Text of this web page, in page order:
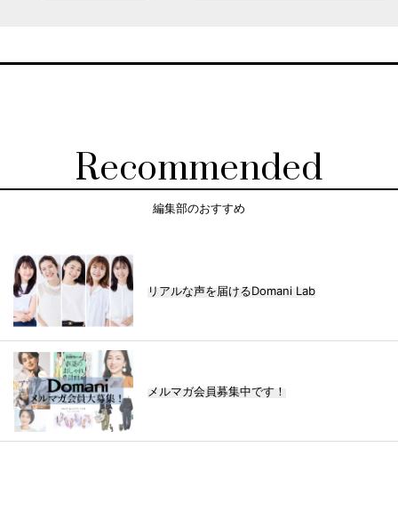
Recommended
編集部のおすすめ
リアルな声を届けるDomani Lab
メルマガ会員募集中です！